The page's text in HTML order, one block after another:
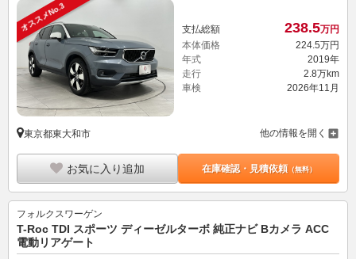
オススメNo.3 支払総額 238.5万円
本体価格
224.5万円
年式
2019年
走行
2.8万km
車検
2026年11月
東京都東大和市 他の情報を開く
お気に入り追加 在庫確認・見積依頼（無料）
フォルクスワーゲン
T-Roc TDI スポーツ ディーゼルターボ 純正ナビ Bカメラ ACC
電動リアゲート